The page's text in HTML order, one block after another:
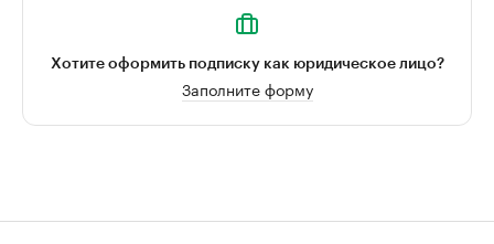
Хотите оформить подписку как юридическое лицо?
Заполните форму